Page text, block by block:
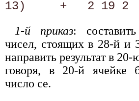
1-й приказ:
чисел, стоящих в 28-й и
направить результат в
говоря, в 20-й ячейке
число ce.